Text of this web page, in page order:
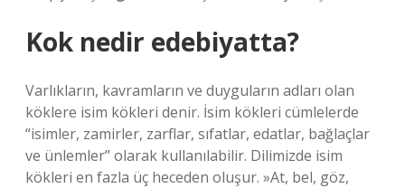
Kok nedir edebiyatta?
Varlıkların, kavramların ve duyguların adları olan
köklere isim kökleri denir. İsim kökleri cümlelerde
“isimler, zamirler, zarflar, sıfatlar, edatlar, bağlaçlar
ve ünlemler” olarak kullanılabilir. Dilimizde isim
kökleri en fazla üç heceden oluşur. »At, bel, göz,